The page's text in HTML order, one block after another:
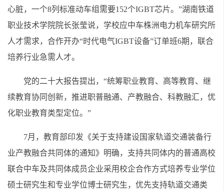
心脏，一个8列标准动车组需要152个IGBT芯片。”湖南铁道
职业技术学院院长张莹说，学校应中车株洲电力机车研究所
人才需求，合作开办“时代电气IGBT设备”订单班6期，联合
培养行业急需人才。
党的二十大报告提出，“统筹职业教育、高等教育、继
续教育协同创新，推进职普融通、产教融合、科教融汇，优
化职业教育类型定位。”
7月，教育部印发《关于支持建设国家轨道交通装备行
业产教融合共同体的通知》明确，支持共同体内的普通高校
联合中车及共同体成员企业采用校企合作方式培养专业学位
硕士研究生和专业学位博士研究生，优先支持轨道交通类